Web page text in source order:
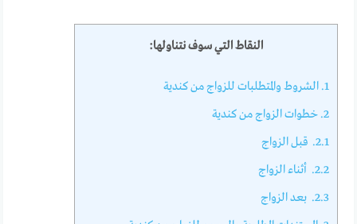
النقاط التي سوف نتناولها:
1. الشروط والمتطلبات للزواج من كندية
2. خطوات الزواج من كندية
2.1. قبل الزواج
2.2. أثناء الزواج
2.3. بعد الزواج